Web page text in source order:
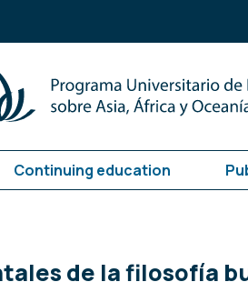
Continuing education
de la filosofía